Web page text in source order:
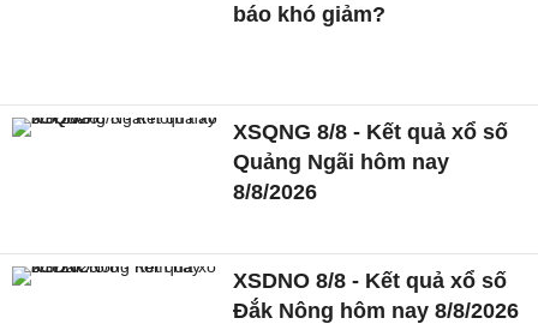
báo khó giảm?
XSQNG 8/8 - Kết quả xổ số
Quảng Ngãi hôm nay
8/8/2026
XSDNO 8/8 - Kết quả xổ số
Đắk Nông hôm nay 8/8/2026